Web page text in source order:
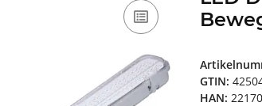
GTIN:
HAN: 22170